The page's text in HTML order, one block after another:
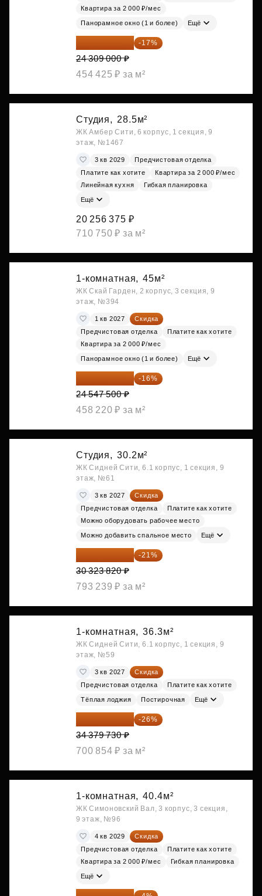
Квартира за 2 000 ₽/мес
Панорамное окно (1 и более) Ещё
20 176 470 ₽ -17%
24 309 000 ₽
454 425 ₽ за м²
Студия, 28.5м²
ЖК Амбер Сити, 6 корпус, 1 секция, 9
этаж, №1467
3 кв 2029
Предчистовая отделка
Платите как хотите
Квартира за 2 000 ₽/мес
Линейная кухня
Гибкая планировка
Ещё
20 256 375 ₽
710 750 ₽ за м²
1-комнатная, 45м²
ЖК Скай Гарден, 2 корпус, 3 секция, 9
этаж, №394
1 кв 2027
Скидка
Предчистовая отделка
Платите как хотите
Квартира за 2 000 ₽/мес
Панорамное окно (1 и более) Ещё
20 619 900 ₽ -16%
24 547 500 ₽
458 220 ₽ за м²
Студия, 30.2м²
ЖК Сидней Сити, 6.1 корпус, 1 секция, 9
этаж, №61
3 кв 2027
Скидка
Предчистовая отделка
Платите как хотите
Можно оборудовать рабочее место
Можно добавить спальное место Ещё
23 955 818 ₽ -21%
30 323 820 ₽
793 239 ₽ за м²
1-комнатная, 36.3м²
ЖК Сидней Сити, 6.1 корпус, 1 секция, 9
этаж, №59
3 кв 2027
Скидка
Предчистовая отделка
Платите как хотите
Тёплая лоджия Постирочная Ещё
25 441 000 ₽ -26%
34 379 730 ₽
700 854 ₽ за м²
1-комнатная, 40.4м²
ЖК Симоновский Вал, 3 корпус, 3 секция,
9 этаж, №96
4 кв 2029
Скидка
Предчистовая отделка
Платите как хотите
Квартира за 2 000 ₽/мес
Гибкая планировка
Ещё